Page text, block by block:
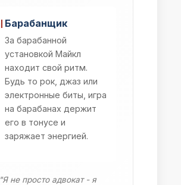
Барабанщик
За барабанной
установкой Майкл
находит свой ритм.
Будь то рок, джаз или
электронные биты, игра
на барабанах держит
его в тонусе и
заряжает энергией.
"Я не просто адвокат - я